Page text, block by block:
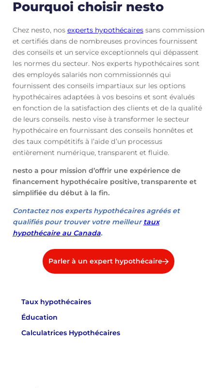
Pourquoi choisir nesto
Chez nesto, nos experts hypothécairessans commission
et certifiés dans de nombreuses provinces fournissent
des conseils et un service exceptionnels qui dépassent
les normes du secteur. Nos experts hypothécaires sont
des employés salariés non commissionnés qui
fournissent des conseils impartiaux sur les options
hypothécaires adaptées à vos besoins et sont évalués
en fonction de la satisfaction des clients et de la qualité
de leurs conseils. nesto vise à transformer le secteur
hypothécaire en fournissant des conseils honnêtes et
des taux compétitifs à l’aide d’un processus
entièrement numérique, transparent et fluide.
nesto a pour mission d’offrir une expérience de
financement hypothécaire positive, transparente et
simplifiée du début à la fin.
Contactez nos experts hypothécaires agréés et
qualifiés pour trouver votre meilleurtaux
hypothécaire au Canada.
Parler à un expert hypothécaire
Taux hypothécaires
Éducation
Calculatrices Hypothécaires